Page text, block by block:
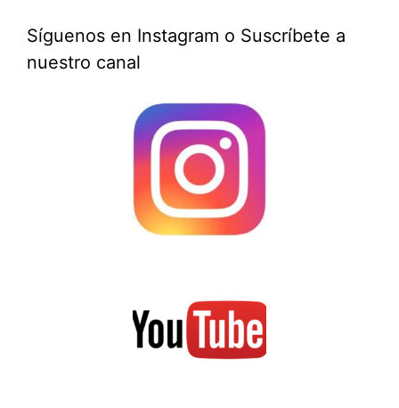
Síguenos en Instagram o Suscríbete a
nuestro canal